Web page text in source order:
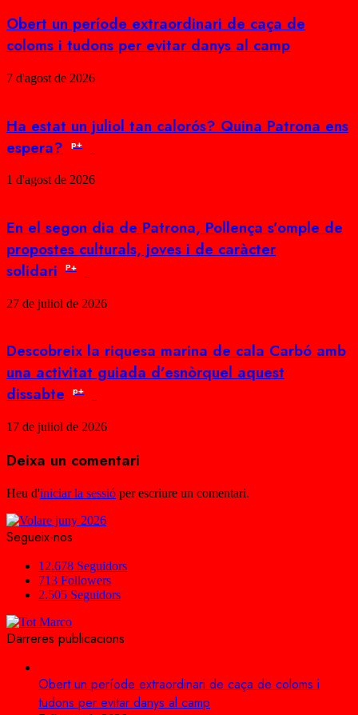
Obert un període extraordinari de caça de
coloms i tudons per evitar danys al camp
7 d'agost de 2026
Ha estat un juliol tan calorós? Quina Patrona ens
espera?
p+
1 d'agost de 2026
En el segon dia de Patrona, Pollença s’omple de
propostes culturals, joves i de caràcter
solidari
P+
27 de juliol de 2026
Descobreix la riquesa marina de cala Carbó amb
una activitat guiada d’esnòrquel aquest
dissabte
p+
17 de juliol de 2026
Deixa un comentari
Heu d'iniciar la sessió per escriure un comentari.
Segueix-nos
12.678 Seguidors
713 Followers
2.505 Seguidors
Darreres publicacions
Obert un període extraordinari de caça de coloms i
tudons per evitar danys al camp